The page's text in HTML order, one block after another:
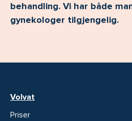
behandling. Vi har både
gynekologer tilgjengelig.
Volvat
Priser